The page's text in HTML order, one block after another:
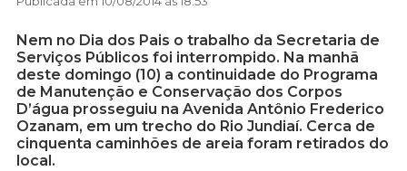
Nem no Dia dos Pais o trabalho da Secretaria de
Serviços Públicos foi interrompido. Na manhã
deste domingo (10) a continuidade do Programa
de Manutenção e Conservação dos Corpos
D’água prosseguiu na Avenida Antônio Frederico
Ozanam, em um trecho do Rio Jundiaí. Cerca de
cinquenta caminhões de areia foram retirados do
local.